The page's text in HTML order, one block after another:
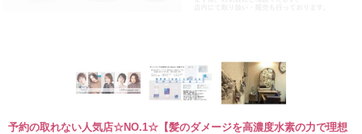
予約の取れない人気店☆NO.1☆【髪のダメージを高濃度水素の力で理想